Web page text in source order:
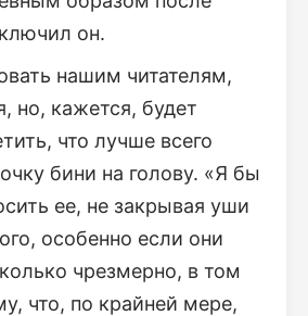
он.
нашим читателям,
но, кажется, будет
что лучше всего
бини на голову. «Я бы
ее, не закрывая уши
особенно если они
чрезмерно, в том
что, по крайней мере,